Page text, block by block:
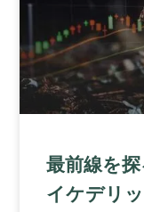
最前線を
イケデリ